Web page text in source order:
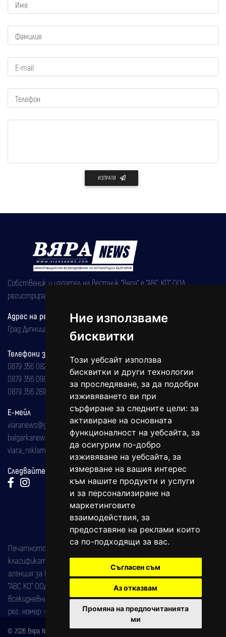
Ние използваме
бисквитки
Този уебсайт използва
бисквитки и други технологии
за проследяване, за да подобри
изживяването ви при
сърфиране за следните цели: за
активиране на основната
функционалност на уебсайта, за
да осигурим по-добро
изживяване на уебсайта, за
измерване на вашия интерес
към нашите продукти и услуги
и за персонализиране на
маркетинговите
взаимодействия, за
предоставяне на реклами които
са по-подходящи за вас.
Съгласен съм
Аз отказвам
Промяна на предпочитанията
ми
Име
Фамилия
E-mail
Телефон
ИЗПРАТИ
Собственик и издател на вестник "Вяра" е "АВС КО" ООД,
регистрирана на 08.05.2002 година.
Адрес на редакцията
Град Дупница, ул.''Христо Ботев" 43
Телефони за реклама и абонаменти
0879 356 082
0879 356 098
0879 356 289
Е-мейл
viaranews@gmail.com
balgarkanews@gmail.com
viara_reklama@mail.bg
Следвайте ни:
Печатното издание на вестника е регистрирано в националния
класификатор на печатните издания (Българска национална
агенция за ISSN) под номер: ISSN 1312-4722.
"АВС КО" ООД е притежател на марката: Вяра информационен
всекидневник на югозападна България, със свидетелство за марка
рег. номер: 47857/11.05.2004 година.
© 2026 Вяра News Всички права запазени!